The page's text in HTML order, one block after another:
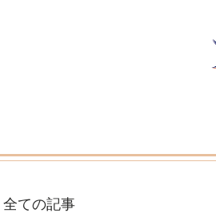
全ての記事